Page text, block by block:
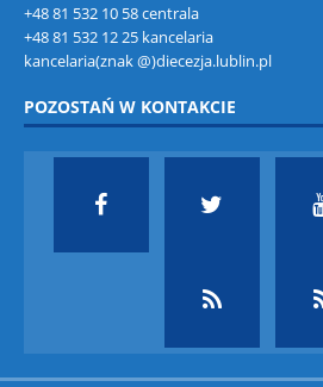
+48 81 532 10 58 centrala
+48 81 532 12 25 kancelaria
kancelaria(znak @)diecezja.lublin.pl
POZOSTAŃ W KONTAKCIE